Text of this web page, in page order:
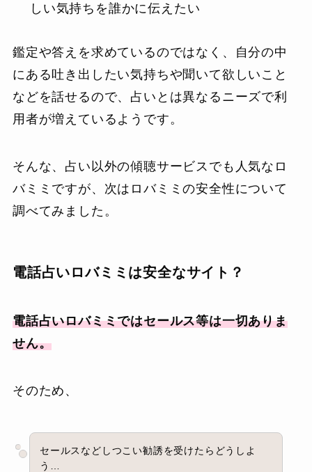
しい気持ちを誰かに伝えたい
鑑定や答えを求めているのではなく、自分の中
にある吐き出したい気持ちや聞いて欲しいこと
などを話せるので、占いとは異なるニーズで利
用者が増えているようです。
そんな、占い以外の傾聴サービスでも人気なロ
バミミですが、次はロバミミの安全性について
調べてみました。
電話占いロバミミは安全なサイト？
電話占いロバミミではセールス等は一切ありま
せん。
そのため、
セールスなどしつこい勧誘を受けたらどうしよ
う…